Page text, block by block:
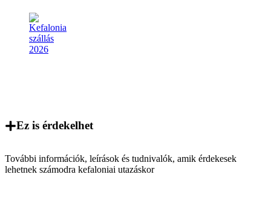
Ez is érdekelhet
További információk, leírások és tudnivalók, amik érdekesek
lehetnek számodra kefaloniai utazáskor